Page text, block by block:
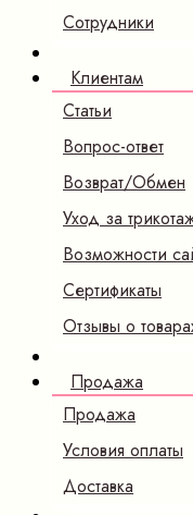
Сотрудники
Клиентам
Статьи
Вопрос-ответ
Возврат/Обмен
Уход за
Возможности
Сертификаты
Отзывы о
Продажа
Продажа
Условия оплаты
Доставка